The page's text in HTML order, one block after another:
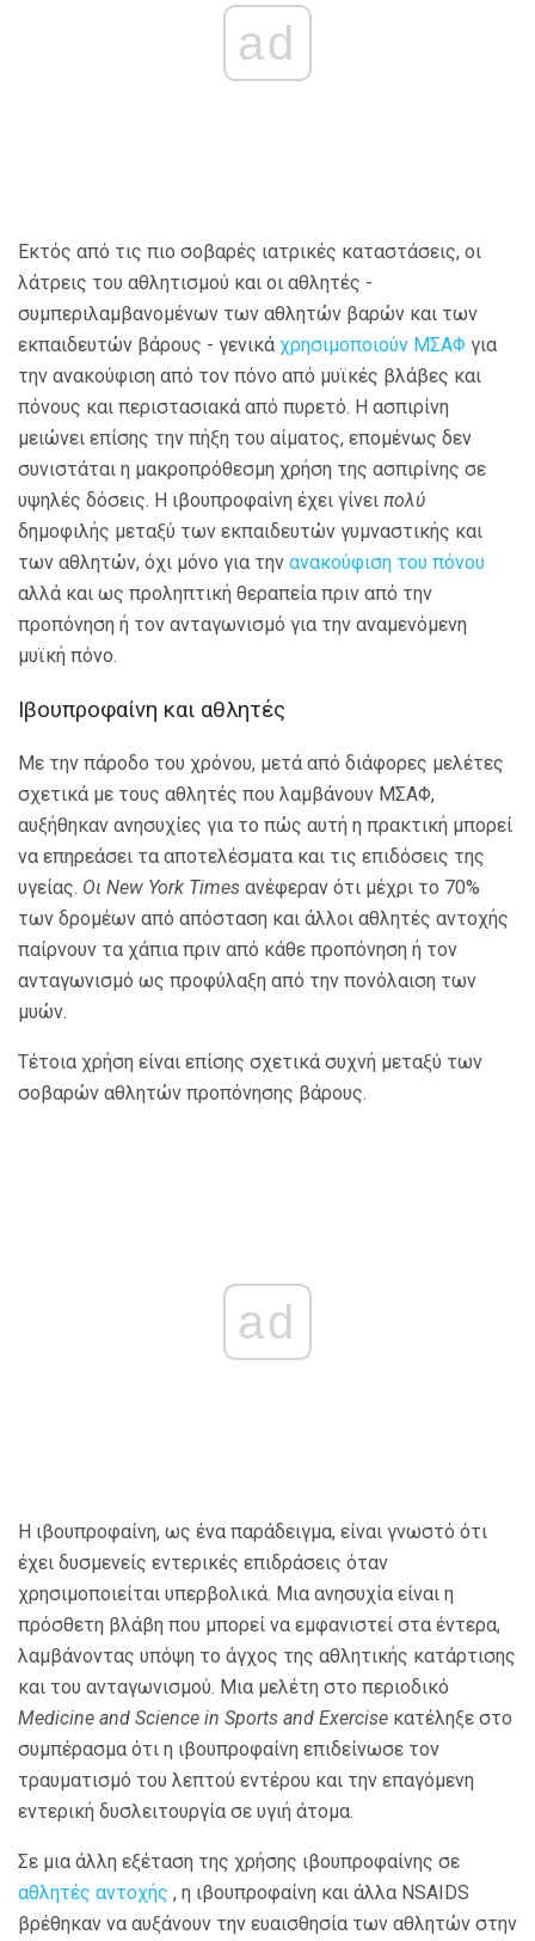
ad
Εκτός από τις πιο σοβαρές ιατρικές καταστάσεις, οι
λάτρεις του αθλητισμού και οι αθλητές -
συμπεριλαμβανομένων των αθλητών βαρών και των
εκπαιδευτών βάρους - γενικά χρησιμοποιούν ΜΣΑΦ για
την ανακούφιση από τον πόνο από μυϊκές βλάβες και
πόνους και περιστασιακά από πυρετό. Η ασπιρίνη
μειώνει επίσης την πήξη του αίματος, επομένως δεν
συνιστάται η μακροπρόθεσμη χρήση της ασπιρίνης σε
υψηλές δόσεις. Η ιβουπροφαίνη έχει γίνει πολύ
δημοφιλής μεταξύ των εκπαιδευτών γυμναστικής και
των αθλητών, όχι μόνο για την ανακούφιση του πόνου
αλλά και ως προληπτική θεραπεία πριν από την
προπόνηση ή τον ανταγωνισμό για την αναμενόμενη
μυϊκή πόνο.
Ιβουπροφαίνη και αθλητές
Με την πάροδο του χρόνου, μετά από διάφορες μελέτες
σχετικά με τους αθλητές που λαμβάνουν ΜΣΑΦ,
αυξήθηκαν ανησυχίες για το πώς αυτή η πρακτική μπορεί
να επηρεάσει τα αποτελέσματα και τις επιδόσεις της
υγείας. Οι New York Times ανέφεραν ότι μέχρι το 70%
των δρομέων από απόσταση και άλλοι αθλητές αντοχής
παίρνουν τα χάπια πριν από κάθε προπόνηση ή τον
ανταγωνισμό ως προφύλαξη από την πονόλαιση των
μυών.
Τέτοια χρήση είναι επίσης σχετικά συχνή μεταξύ των
σοβαρών αθλητών προπόνησης βάρους.
ad
Η ιβουπροφαίνη, ως ένα παράδειγμα, είναι γνωστό ότι
έχει δυσμενείς εντερικές επιδράσεις όταν
χρησιμοποιείται υπερβολικά. Μια ανησυχία είναι η
πρόσθετη βλάβη που μπορεί να εμφανιστεί στα έντερα,
λαμβάνοντας υπόψη το άγχος της αθλητικής κατάρτισης
και του ανταγωνισμού. Μια μελέτη στο περιοδικό
Medicine and Science in Sports and Exercise κατέληξε στο
συμπέρασμα ότι η ιβουπροφαίνη επιδείνωσε τον
τραυματισμό του λεπτού εντέρου και την επαγόμενη
εντερική δυσλειτουργία σε υγιή άτομα.
Σε μια άλλη εξέταση της χρήσης ιβουπροφαίνης σε
αθλητές αντοχής , η ιβουπροφαίνη και άλλα NSAIDS
βρέθηκαν να αυξάνουν την ευαισθησία των αθλητών στην